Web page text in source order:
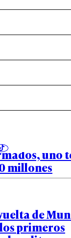
son los
uno
millones
de
primeros